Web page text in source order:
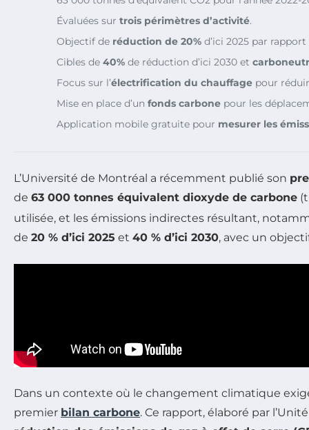
Évaluées sur trois périmètres d’activité.
Objectif de réduction de 20% d’ici 2025 par
Cibles de 40% de réduction d’ici 2030 et
Focus sur l’électrification du chauffage pour
Mise en place d’un fonds carbone pour les
Application mobile gratuite pour mesurer les
L’Université de Montréal a récemment publié son
de 63 000 tonnes équivalent dioxyde de carbone
utilisée, et les émissions indirectes résultant,
de 20 % d’ici 2025 et 40 % d’ici 2030, avec un
Dans un contexte où le changement climatique
premier bilan carbone. Ce rapport, élaboré par